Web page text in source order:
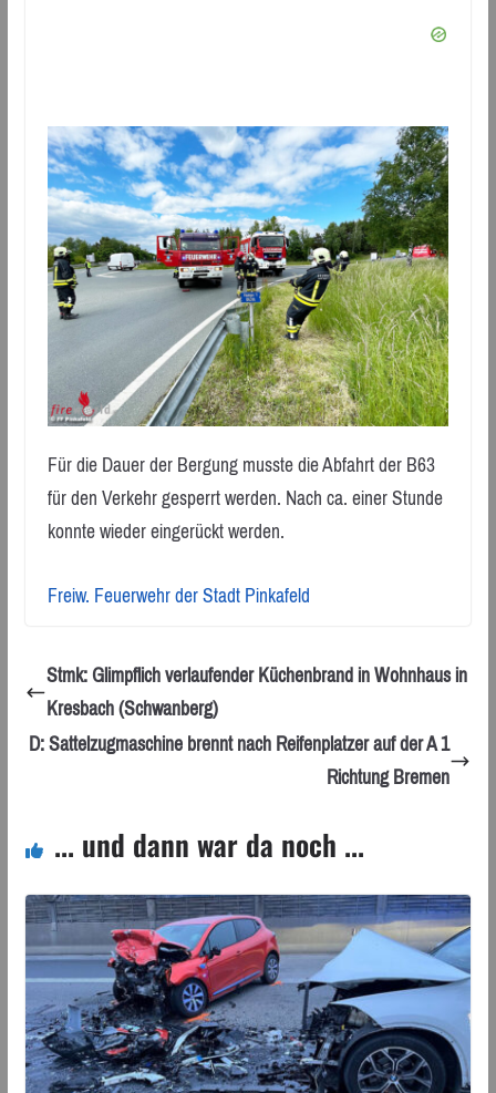
Für die Dauer der Bergung musste die Abfahrt der B63
für den Verkehr gesperrt werden. Nach ca. einer Stunde
konnte wieder eingerückt werden.
Freiw. Feuerwehr der Stadt Pinkafeld
Stmk: Glimpflich verlaufender Küchenbrand in Wohnhaus in
Kresbach (Schwanberg)
D: Sattelzugmaschine brennt nach Reifenplatzer auf der A 1
Richtung Bremen
... und dann war da noch ...